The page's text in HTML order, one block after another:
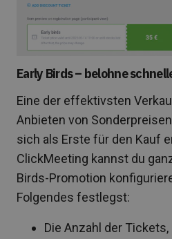
Early Birds – belohne
Eine der effektivsten
Anbieten von
sich als Erste für den Kauf
ClickMeeting kannst du
Birds-Promotion
Folgendes festlegst:
Die Anzahl der